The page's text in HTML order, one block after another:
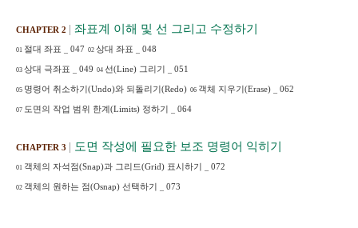
CHAPTER 2 | 좌표계 이해 및 선 그리고 수정하기
01 절대 좌표 047 02 상대 좌표 048
03 상대 극좌표 049 04 선(Line) 그리기 051
05 명령어 취소하기 (Undo)와 되돌리기 (Redo) 06 객체 지우기 (Erase) 062
07 도면의 작업 범위 한계 (Limits) 정하기 064
CHAPTER 3 | 도면 작성에 필요한 보조 명령어 익히기
01 객체의 자석점(Snap)과 그리드(Grid) 표시하기 072
02 객체의 원하는 점(Osnap) 선택하기 073